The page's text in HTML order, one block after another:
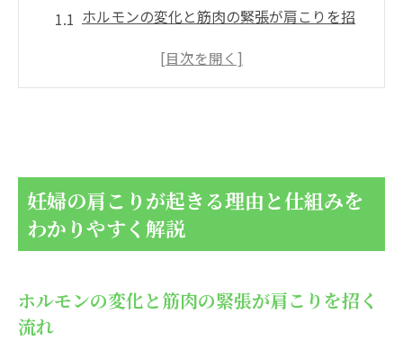
ホルモンの変化と筋肉の緊張が肩こりを招
妊娠初期と後期で異なる肩こりの特徴
ラクになるコツ
痛みが強いときは姿勢の見直しと安静を優
先しよう
ストレッチとエクササイズ
妊婦の肩こりが起きる理由と仕組みを
わかりやすく解説
ホルモンの変化と筋肉の緊張が肩こりを招く
流れ